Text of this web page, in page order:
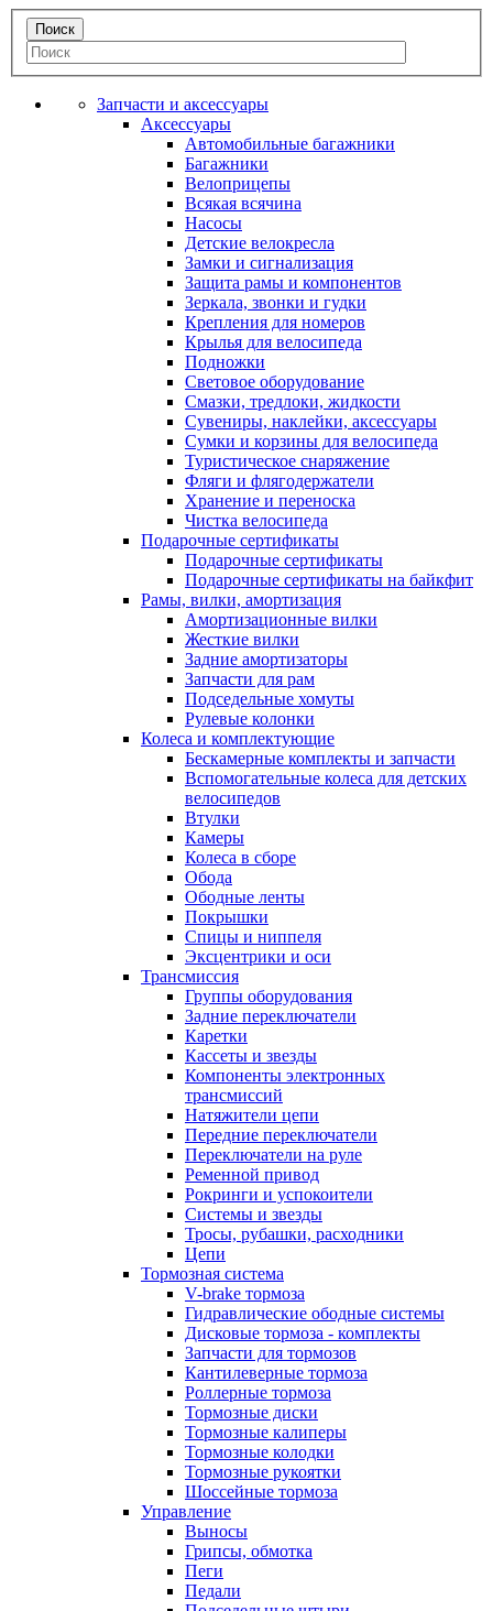
Запчасти и аксессуары
Аксессуары
Автомобильные багажники
Багажники
Велоприцепы
Всякая всячина
Насосы
Детские велокресла
Замки и сигнализация
Защита рамы и компонентов
Зеркала, звонки и гудки
Крепления для номеров
Крылья для велосипеда
Подножки
Световое оборудование
Смазки, тредлоки, жидкости
Сувениры, наклейки, аксессуары
Сумки и корзины для велосипеда
Туристическое снаряжение
Фляги и флягодержатели
Хранение и переноска
Чистка велосипеда
Подарочные сертификаты
Подарочные сертификаты
Подарочные сертификаты на байкфит
Рамы, вилки, амортизация
Амортизационные вилки
Жесткие вилки
Задние амортизаторы
Запчасти для рам
Подседельные хомуты
Рулевые колонки
Колеса и комплектующие
Бескамерные комплекты и запчасти
Вспомогательные колеса для детских
велосипедов
Втулки
Камеры
Колеса в сборе
Обода
Ободные ленты
Покрышки
Спицы и ниппеля
Эксцентрики и оси
Трансмиссия
Группы оборудования
Задние переключатели
Каретки
Кассеты и звезды
Компоненты электронных
трансмиссий
Натяжители цепи
Передние переключатели
Переключатели на руле
Ременной привод
Рокринги и успокоители
Системы и звезды
Тросы, рубашки, расходники
Цепи
Тормозная система
V-brake тормоза
Гидравлические ободные системы
Дисковые тормоза - комплекты
Запчасти для тормозов
Кантилеверные тормоза
Роллерные тормоза
Тормозные диски
Тормозные калиперы
Тормозные колодки
Тормозные рукоятки
Шоссейные тормоза
Управление
Выносы
Грипсы, обмотка
Пеги
Педали